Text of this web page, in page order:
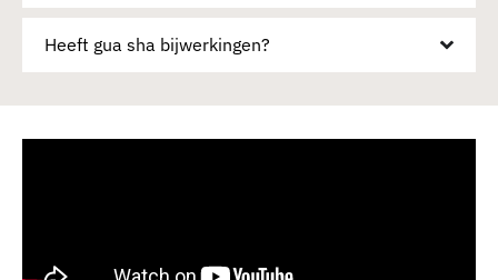
Heeft gua sha bijwerkingen?